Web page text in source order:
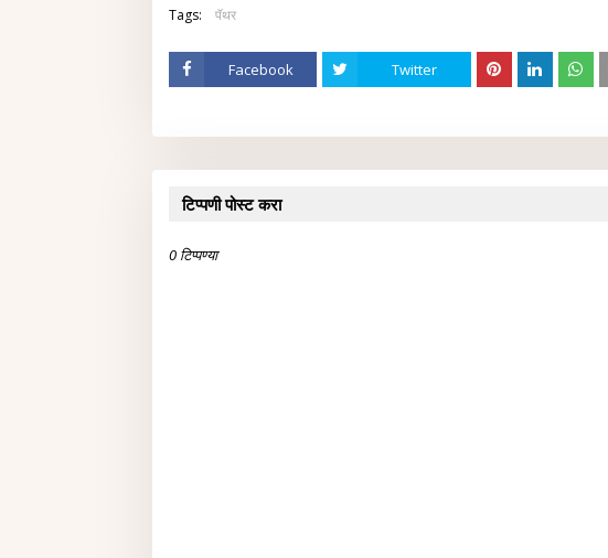
Tags: पॅथर
Facebook Twitter
टिप्पणी पोस्ट करा
0 टिप्पण्या